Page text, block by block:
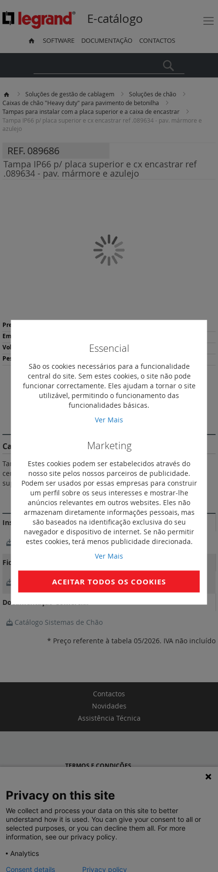
E-catálogo
SOFTWARE DOCUMENTAÇÃO CONTACTOS
Soluções de gestão de cablagem
Soluções de chão
Caixas de chão "Heavy duty" para pavimento de betonilha
Tampas para instalar com a placa superior e a caixa de encastrar
Tampa IP66 p/ placa superior e cx encastrar ref .089634 - pav. mármore e
azulejo
REF. 089686
Tampa IP66 p/ placa superior e cx encastrar ref
.089634 - pav. mármore e azulejo
Mais
informação
Descarregar
Ficha de Produto
Imprimir
Galeria
de
imagens
DESCRIÇÃO
Características do Produto
Tampa IP 66 (tampa fechada e sem fichas ligadas). Com saída
central de cabos. Fornecida com suportes de 24 módulos (3 x
suporte de 8 módulos).
MAIS INFORMAÇÃO
Instruções de instalação e documentos relacionados
NotíciaTécnica_LE01716AB-04
Fichas Técnicas
FichaTécnica_F00838EN-03
Documentação Comercial
Catálogo Sistemas de Chão
* Preço referente à tabela 05/2026. IVA não incluído
Contactos
Novidades
Assistência Técnica
Essencial
São os cookies necessários para a funcionalidade
central do site. Sem estes cookies, o site não pode
funcionar correctamente. Eles ajudam a tornar o site
utilizável, permitindo o funcionamento das
funcionalidades básicas.
Ver Mais
Marketing
Estes cookies podem ser estabelecidos através do
nosso site pelos nossos parceiros de publicidade.
Podem ser usados por essas empresas para construir
um perfil sobre os seus interesses e mostrar-lhe
anúncios relevantes em outros websites. Eles não
armazenam diretamente informações pessoais, mas
são baseados na identificação exclusiva do seu
navegador e dispositivo de internet. Se não permitir
estes cookies, terá menos publicidade direcionada.
Ver Mais
ACEITAR TODOS OS COOKIES
TERMOS E CONDIÇÕES
LEGRAND PORTUGAL
GRUPO LEGRAND NO MUNDO
Privacy on this site
We collect and process your data on this site to better
understand how it is used. You can give your consent to all or
selected purposes, or you can decline them all. For more
information, see our privacy policy.
Analytics
Consent details
Privacy policy